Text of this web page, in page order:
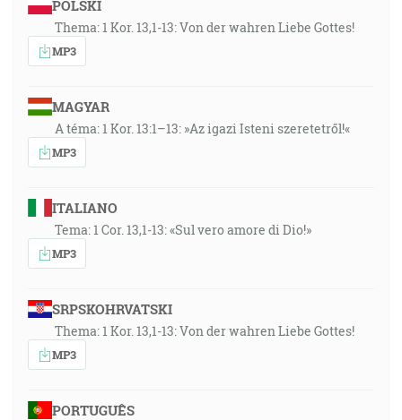
POLSKI
Thema: 1 Kor. 13,1-13: Von der wahren Liebe Gottes!
MP3
MAGYAR
A téma: 1 Kor. 13:1–13: »Az igazi Isteni szeretetről!«
MP3
ITALIANO
Tema: 1 Cor. 13,1-13: «Sul vero amore di Dio!»
MP3
SRPSKOHRVATSKI
Thema: 1 Kor. 13,1-13: Von der wahren Liebe Gottes!
MP3
PORTUGUÊS